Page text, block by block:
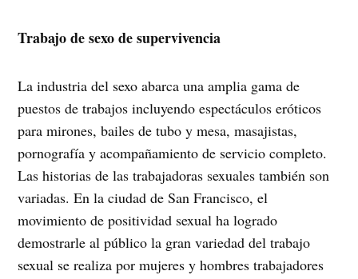
Trabajo de sexo de supervivencia
La industria del sexo abarca una amplia gama de
puestos de trabajos incluyendo espectáculos eróticos
para mirones, bailes de tubo y mesa, masajistas,
pornografía y acompañamiento de servicio completo.
Las historias de las trabajadoras sexuales también son
variadas. En la ciudad de San Francisco, el
movimiento de positividad sexual ha logrado
demostrarle al público la gran variedad del trabajo
sexual se realiza por mujeres y hombres trabajadores